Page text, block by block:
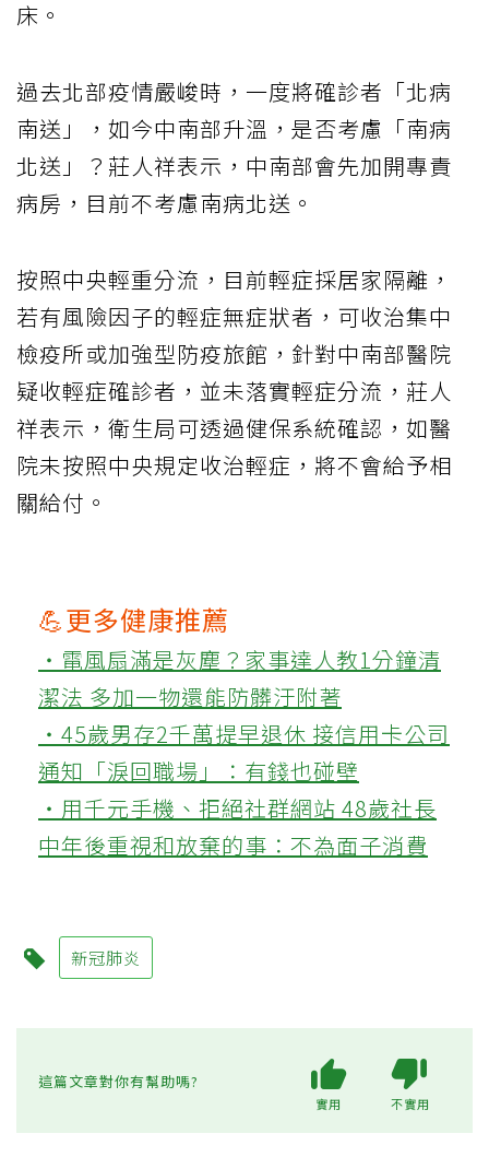
床。
過去北部疫情嚴峻時，一度將確診者「北病
南送」，如今中南部升溫，是否考慮「南病
北送」？莊人祥表示，中南部會先加開專責
病房，目前不考慮南病北送。
按照中央輕重分流，目前輕症採居家隔離，
若有風險因子的輕症無症狀者，可收治集中
檢疫所或加強型防疫旅館，針對中南部醫院
疑收輕症確診者，並未落實輕症分流，莊人
祥表示，衛生局可透過健保系統確認，如醫
院未按照中央規定收治輕症，將不會給予相
關給付。
💪更多健康推薦
‧電風扇滿是灰塵？家事達人教1分鐘清
潔法 多加一物還能防髒汙附著
‧45歲男存2千萬提早退休 接信用卡公司
通知「淚回職場」：有錢也碰壁
‧用千元手機、拒絕社群網站 48歲社長
中年後重視和放棄的事：不為面子消費
新冠肺炎
這篇文章對你有幫助嗎?
實用 不實用